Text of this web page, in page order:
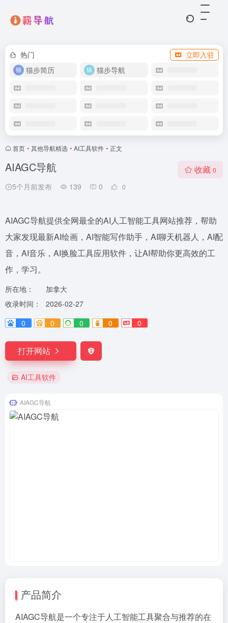
热门
立即入驻
猫步简历
猫步导航
首页 • 其他导航精选 • AI工具软件 • 正文
AIAGC导航
5个月前发布 139 0 0
收藏 0
AIAGC导航提供全网最全的AI人工智能工具网站推荐，帮助
大家发现最新AI绘画，AI智能写作助手，AI聊天机器人，AI配
音，AI音乐，AI换脸工具应用软件，让AI帮助你更高效的工
作，学习。
所在地：
加拿大
收录时间：
2026-02-27
0
0 0 0 0
打开网站
AI工具软件
AIAGC导航
产品简介
AIAGC导航是一个专注于人工智能工具聚合与推荐的在